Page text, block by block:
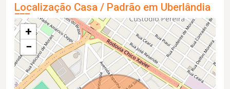
Localização Casa / Padrão em Uberlândia
+
−